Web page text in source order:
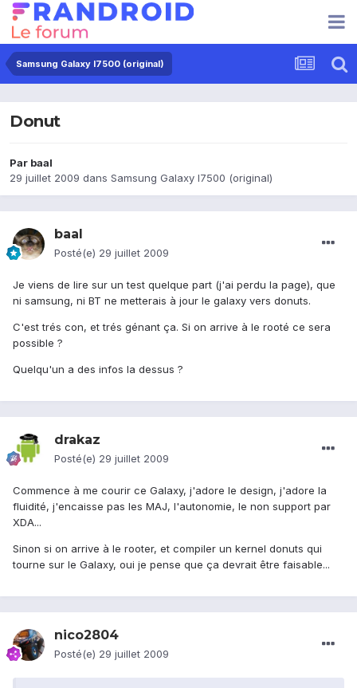
Samsung Galaxy I7500 (original)
Donut
Par baal
29 juillet 2009 dans Samsung Galaxy I7500 (original)
baal
Posté(e) 29 juillet 2009
Je viens de lire sur un test quelque part (j'ai perdu la page), que
ni samsung, ni BT ne metterais à jour le galaxy vers donuts.
C'est trés con, et trés génant ça. Si on arrive à le rooté ce sera
possible ?
Quelqu'un a des infos la dessus ?
drakaz
Posté(e) 29 juillet 2009
Commence à me courir ce Galaxy, j'adore le design, j'adore la
fluidité, j'encaisse pas les MAJ, l'autonomie, le non support par
XDA...
Sinon si on arrive à le rooter, et compiler un kernel donuts qui
tourne sur le Galaxy, oui je pense que ça devrait être faisable...
nico2804
Posté(e) 29 juillet 2009